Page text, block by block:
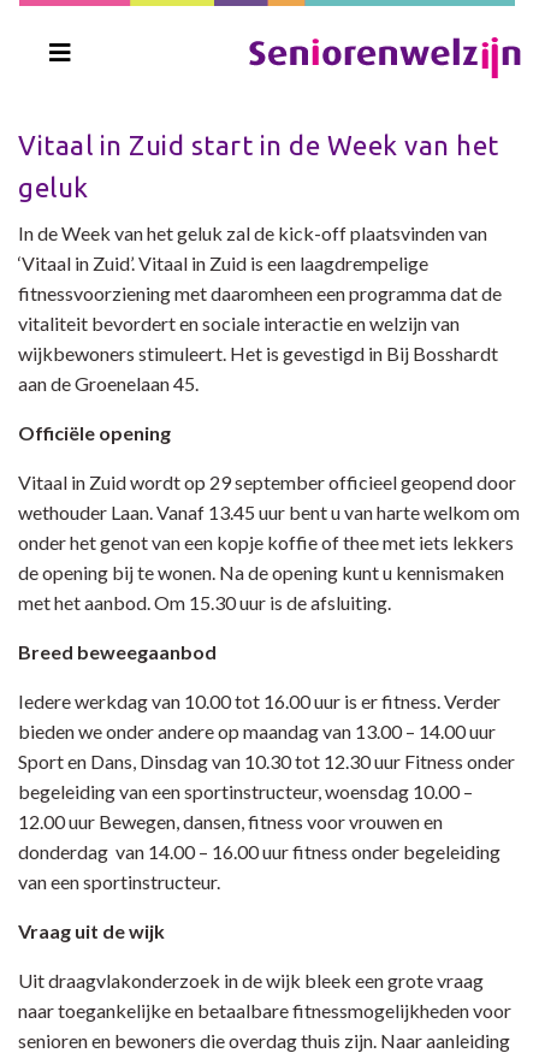
Vitaal in Zuid start in de Week van het
geluk
In de Week van het geluk zal de kick-off plaatsvinden van
‘Vitaal in Zuid’. Vitaal in Zuid is een laagdrempelige
fitnessvoorziening met daaromheen een programma dat de
vitaliteit bevordert en sociale interactie en welzijn van
wijkbewoners stimuleert. Het is gevestigd in Bij Bosshardt
aan de Groenelaan 45.
Officiële opening
Vitaal in Zuid wordt op 29 september officieel geopend door
wethouder Laan. Vanaf 13.45 uur bent u van harte welkom om
onder het genot van een kopje koffie of thee met iets lekkers
de opening bij te wonen. Na de opening kunt u kennismaken
met het aanbod. Om 15.30 uur is de afsluiting.
Breed beweegaanbod
Iedere werkdag van 10.00 tot 16.00 uur is er fitness. Verder
bieden we onder andere op maandag van 13.00 – 14.00 uur
Sport en Dans, Dinsdag van 10.30 tot 12.30 uur Fitness onder
begeleiding van een sportinstructeur, woensdag 10.00 –
12.00 uur Bewegen, dansen, fitness voor vrouwen en
donderdag van 14.00 – 16.00 uur fitness onder begeleiding
van een sportinstructeur.
Vraag uit de wijk
Uit draagvlakonderzoek in de wijk bleek een grote vraag
naar toegankelijke en betaalbare fitnessmogelijkheden voor
senioren en bewoners die overdag thuis zijn. Naar aanleiding